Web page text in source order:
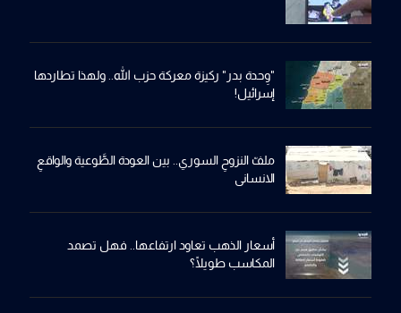
"وِحدة بدر" ركيزة معركة حزب الله.. ولهذا تطاردها
إسرائيل!
ملفّ النزوحِ السوري.. بين العودة الطَّوعية والواقعِ
الانساني
أسعار الذهب تعاود ارتفاعها.. فهل تصمد
المكاسب طويلًا؟